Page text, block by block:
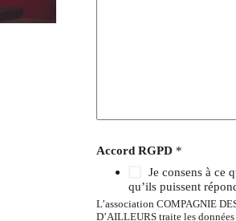
Accord RGPD *
Je consens à ce
qu’ils puissent
L’association COMPAGNIE
D’AILLEURS traite les